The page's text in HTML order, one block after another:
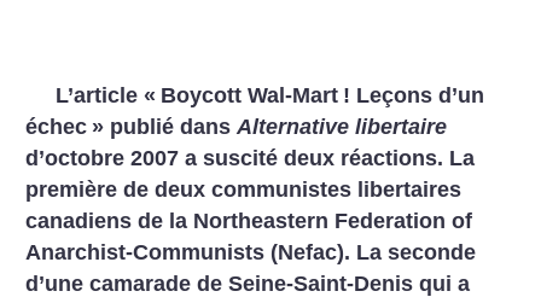
L’article « Boycott Wal-Mart ! Leçons d’un
échec » publié dansAlternative libertaire
d’octobre 2007 a suscité deux réactions. La
première de deux communistes libertaires
canadiens de la Northeastern Federation of
Anarchist-Communists (Nefac). La seconde
d’une camarade de Seine-Saint-Denis qui a